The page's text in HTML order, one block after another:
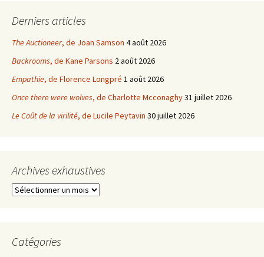
Derniers articles
The Auctioneer, de Joan Samson 4 août 2026
Backrooms, de Kane Parsons 2 août 2026
Empathie, de Florence Longpré 1 août 2026
Once there were wolves, de Charlotte Mcconaghy31 juillet 2026
Le Coût de la virilité, de Lucile Peytavin 30 juillet 2026
Archives exhaustives
Archives
Catégories